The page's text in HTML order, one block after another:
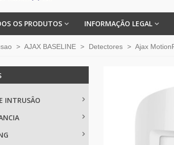
OS PRODUTOS INFORMAÇÃO LEGAL
> AJAX BASELINE > Detectores > Ajax
INTRUSÂO